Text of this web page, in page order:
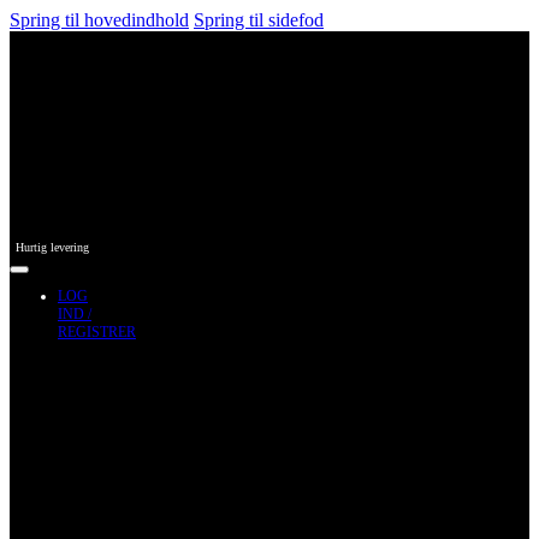
Spring til hovedindhold Spring til sidefod
Hurtig levering
LOG
IND /
REGISTRER